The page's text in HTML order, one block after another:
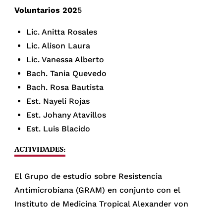
Voluntarios 2025
Lic. Anitta Rosales
Lic. Alison Laura
Lic. Vanessa Alberto
Bach. Tania Quevedo
Bach. Rosa Bautista
Est. Nayeli Rojas
Est. Johany Atavillos
Est. Luis Blacido
ACTIVIDADES:
El Grupo de estudio sobre Resistencia
Antimicrobiana (GRAM) en conjunto con el
Instituto de Medicina Tropical Alexander von